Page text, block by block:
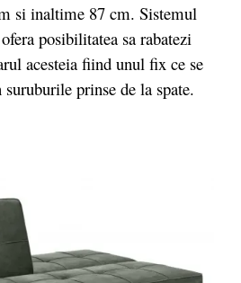
si inaltime 87 cm. Sistemul
posibilitatea sa rabatezi
acesteia fiind unul fix ce se
prinse de la spate.